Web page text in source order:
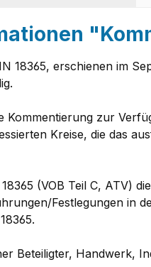
18365, erschienen im
Kommentierung zur
Kreise, die das
(VOB Teil C, ATV)
Festlegungen in
Beteiligter, Handwerk,